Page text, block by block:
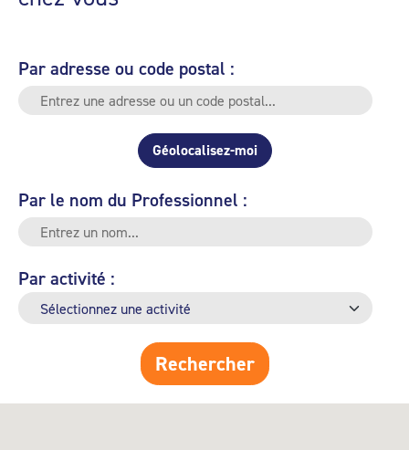
Par adresse ou code postal :
Géolocalisez-moi
Par le nom du Professionnel :
Par activité :